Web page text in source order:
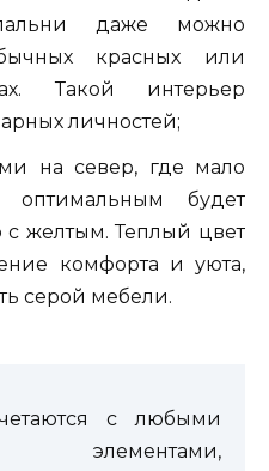
даже можно
красных или
Такой интерьер
личностей;
на север, где мало
оптимальным будет
желтым. Теплый цвет
комфорта и уюта,
серой мебели.
с любыми
элементами,